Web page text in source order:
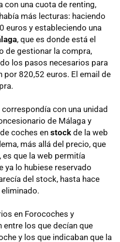
con una cuota de renting,
más lecturas: haciendo
euros y estableciendo una
, que es donde está el
de gestionar la compra,
los pasos necesarios para
por 820,52 euros. El email de
con una unidad
de Málaga y
coches en stock de la web
más allá del precio, que
es que la web permitía
ya lo hubiese reservado
del stock, hasta hace
eliminado.
en Forocoches y
los que decían que
y los que indicaban que la